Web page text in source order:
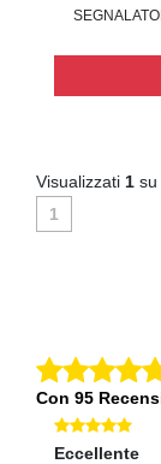
Visualizzati 1 su
1
Con 95
Eccellente